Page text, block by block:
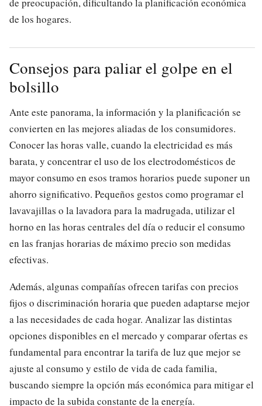
de los hogares.
Consejos para paliar el golpe en el
bolsillo
Ante este panorama, la información y la planificación se
convierten en las mejores aliadas de los consumidores.
Conocer las horas valle, cuando la electricidad es más
barata, y concentrar el uso de los electrodomésticos de
mayor consumo en esos tramos horarios puede suponer un
ahorro significativo. Pequeños gestos como programar el
lavavajillas o la lavadora para la madrugada, utilizar el
horno en las horas centrales del día o reducir el consumo
en las franjas horarias de máximo precio son medidas
efectivas.
Además, algunas compañías ofrecen tarifas con precios
fijos o discriminación horaria que pueden adaptarse mejor
a las necesidades de cada hogar. Analizar las distintas
opciones disponibles en el mercado y comparar ofertas es
fundamental para encontrar la tarifa de luz que mejor se
ajuste al consumo y estilo de vida de cada familia,
buscando siempre la opción más económica para mitigar el
impacto de la subida constante de la energía.